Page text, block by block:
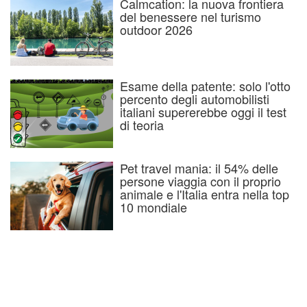
del benessere nel turismo
outdoor 2026
Esame della patente: solo l'otto
percento degli automobilisti
italiani supererebbe oggi il test
di teoria
Pet travel mania: il 54% delle
persone viaggia con il proprio
animale e l'Italia entra nella top
10 mondiale